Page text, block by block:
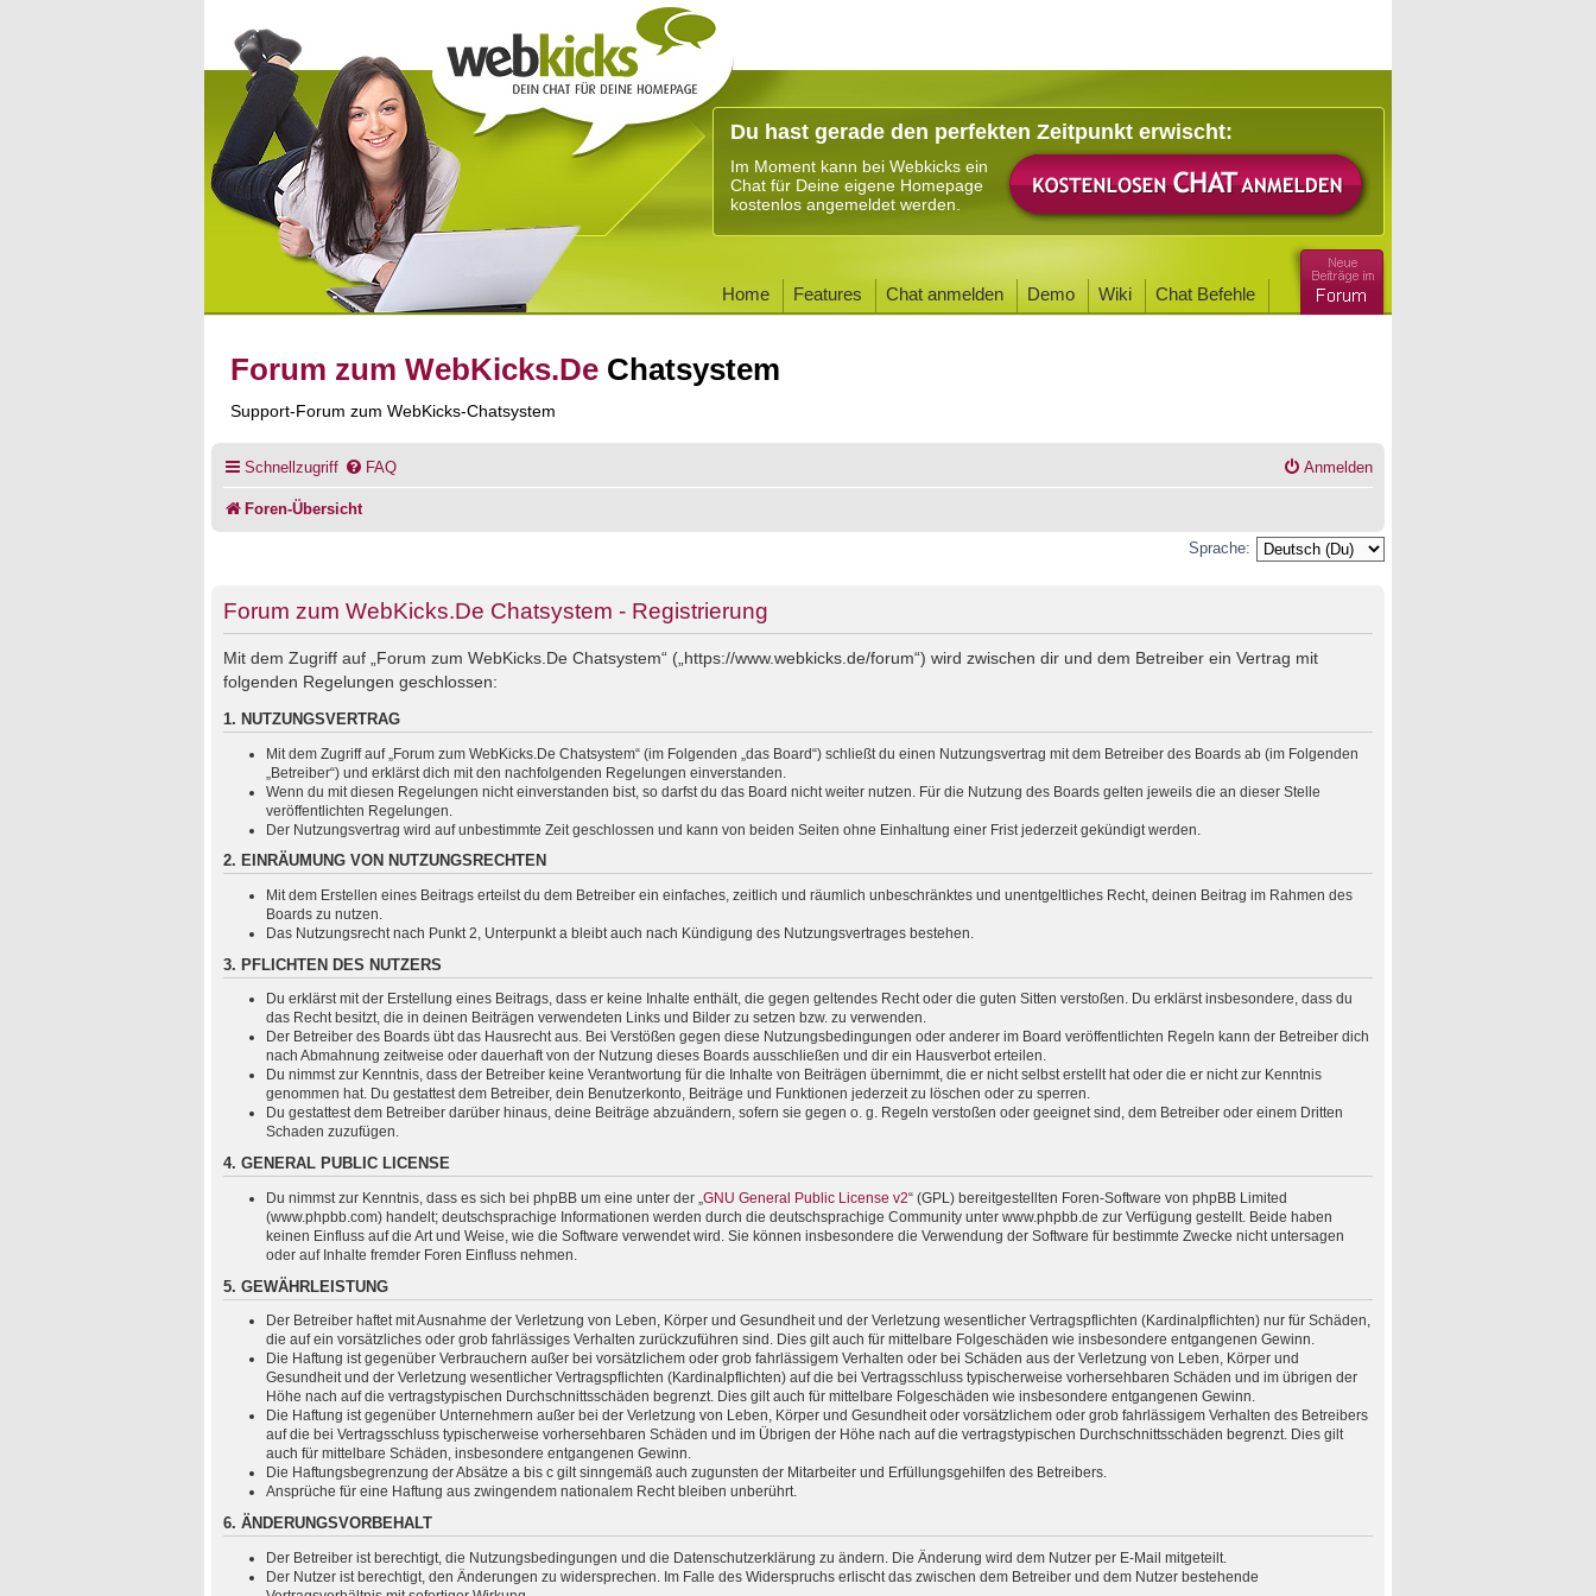
Du hast gerade den perfekten Zeitpunkt erwischt:
Im Moment kann bei Webkicks ein
Chat für Deine eigene Homepage
kostenlos angemeldet werden.
Home Features Chat anmelden Demo Wiki Chat Befehle
Forum zum WebKicks.De Chatsystem
Support-Forum zum WebKicks-Chatsystem
Schnellzugriff FAQ Anmelden
Foren-Übersicht
Sprache:
Forum zum WebKicks.De Chatsystem - Registrierung
Mit dem Zugriff auf „Forum zum WebKicks.De Chatsystem“ („https://www.webkicks.de/forum“) wird zwischen dir und dem Betreiber ein Vertrag mit
folgenden Regelungen geschlossen:
1. NUTZUNGSVERTRAG
Mit dem Zugriff auf „Forum zum WebKicks.De Chatsystem“ (im Folgenden „das Board“) schließt du einen Nutzungsvertrag mit dem Betreiber des Boards ab (im Folgenden
„Betreiber“) und erklärst dich mit den nachfolgenden Regelungen einverstanden.
Wenn du mit diesen Regelungen nicht einverstanden bist, so darfst du das Board nicht weiter nutzen. Für die Nutzung des Boards gelten jeweils die an dieser Stelle
veröffentlichten Regelungen.
Der Nutzungsvertrag wird auf unbestimmte Zeit geschlossen und kann von beiden Seiten ohne Einhaltung einer Frist jederzeit gekündigt werden.
2. EINRÄUMUNG VON NUTZUNGSRECHTEN
Mit dem Erstellen eines Beitrags erteilst du dem Betreiber ein einfaches, zeitlich und räumlich unbeschränktes und unentgeltliches Recht, deinen Beitrag im Rahmen des
Boards zu nutzen.
Das Nutzungsrecht nach Punkt 2, Unterpunkt a bleibt auch nach Kündigung des Nutzungsvertrages bestehen.
3. PFLICHTEN DES NUTZERS
Du erklärst mit der Erstellung eines Beitrags, dass er keine Inhalte enthält, die gegen geltendes Recht oder die guten Sitten verstoßen. Du erklärst insbesondere, dass du
das Recht besitzt, die in deinen Beiträgen verwendeten Links und Bilder zu setzen bzw. zu verwenden.
Der Betreiber des Boards übt das Hausrecht aus. Bei Verstößen gegen diese Nutzungsbedingungen oder anderer im Board veröffentlichten Regeln kann der Betreiber dich
nach Abmahnung zeitweise oder dauerhaft von der Nutzung dieses Boards ausschließen und dir ein Hausverbot erteilen.
Du nimmst zur Kenntnis, dass der Betreiber keine Verantwortung für die Inhalte von Beiträgen übernimmt, die er nicht selbst erstellt hat oder die er nicht zur Kenntnis
genommen hat. Du gestattest dem Betreiber, dein Benutzerkonto, Beiträge und Funktionen jederzeit zu löschen oder zu sperren.
Du gestattest dem Betreiber darüber hinaus, deine Beiträge abzuändern, sofern sie gegen o. g. Regeln verstoßen oder geeignet sind, dem Betreiber oder einem Dritten
Schaden zuzufügen.
4. GENERAL PUBLIC LICENSE
Du nimmst zur Kenntnis, dass es sich bei phpBB um eine unter der „ GNU General Public License v2“ (GPL) bereitgestellten Foren-Software von phpBB Limited
(www.phpbb.com) handelt; deutschsprachige Informationen werden durch die deutschsprachige Community unter www.phpbb.de zur Verfügung gestellt. Beide haben
keinen Einfluss auf die Art und Weise, wie die Software verwendet wird. Sie können insbesondere die Verwendung der Software für bestimmte Zwecke nicht untersagen
oder auf Inhalte fremder Foren Einfluss nehmen.
5. GEWÄHRLEISTUNG
Der Betreiber haftet mit Ausnahme der Verletzung von Leben, Körper und Gesundheit und der Verletzung wesentlicher Vertragspflichten (Kardinalpflichten) nur für Schäden,
die auf ein vorsätzliches oder grob fahrlässiges Verhalten zurückzuführen sind. Dies gilt auch für mittelbare Folgeschäden wie insbesondere entgangenen Gewinn.
Die Haftung ist gegenüber Verbrauchern außer bei vorsätzlichem oder grob fahrlässigem Verhalten oder bei Schäden aus der Verletzung von Leben, Körper und
Gesundheit und der Verletzung wesentlicher Vertragspflichten (Kardinalpflichten) auf die bei Vertragsschluss typischerweise vorhersehbaren Schäden und im übrigen der
Höhe nach auf die vertragstypischen Durchschnittsschäden begrenzt. Dies gilt auch für mittelbare Folgeschäden wie insbesondere entgangenen Gewinn.
Die Haftung ist gegenüber Unternehmern außer bei der Verletzung von Leben, Körper und Gesundheit oder vorsätzlichem oder grob fahrlässigem Verhalten des Betreibers
auf die bei Vertragsschluss typischerweise vorhersehbaren Schäden und im Übrigen der Höhe nach auf die vertragstypischen Durchschnittsschäden begrenzt. Dies gilt
auch für mittelbare Schäden, insbesondere entgangenen Gewinn.
Die Haftungsbegrenzung der Absätze a bis c gilt sinngemäß auch zugunsten der Mitarbeiter und Erfüllungsgehilfen des Betreibers.
Ansprüche für eine Haftung aus zwingendem nationalem Recht bleiben unberührt.
6. ÄNDERUNGSVORBEHALT
Der Betreiber ist berechtigt, die Nutzungsbedingungen und die Datenschutzerklärung zu ändern. Die Änderung wird dem Nutzer per E-Mail mitgeteilt.
Der Nutzer ist berechtigt, den Änderungen zu widersprechen. Im Falle des Widerspruchs erlischt das zwischen dem Betreiber und dem Nutzer bestehende